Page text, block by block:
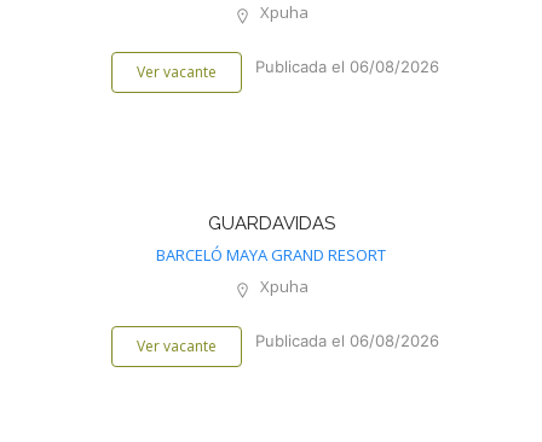
Xpuha
Ver vacante Publicada el 06/08/2026
GUARDAVIDAS
BARCELÓ MAYA GRAND RESORT
Xpuha
Ver vacante Publicada el 06/08/2026